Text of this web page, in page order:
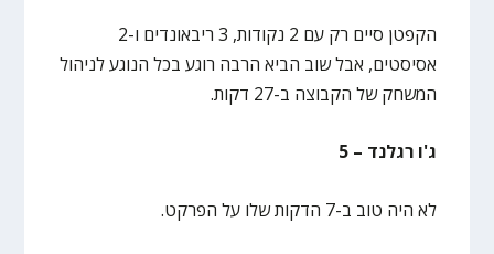
הקפטן סיים רק עם 2 נקודות, 3 ריבאונדים ו-2
אסיסטים, אבל שוב הביא הרבה רוגע בכל הנוגע לניהול
המשחק של הקבוצה ב-27 דקות.
ג'ו רגלנד – 5
לא היה טוב ב-7 הדקות שלו על הפרקט.